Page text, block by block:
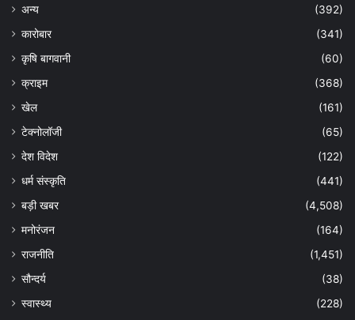
अन्य
(392)
कारोबार
(341)
कृषि बागवानी
(60)
क्राइम
(368)
खेल
(161)
टेक्नोलॉजी
(65)
देश विदेश
(122)
धर्म संस्कृति
(441)
बड़ी खबर
(4,508)
मनोरंजन
(164)
राजनीति
(1,451)
सौन्दर्य
(38)
स्वास्थ्य
(228)